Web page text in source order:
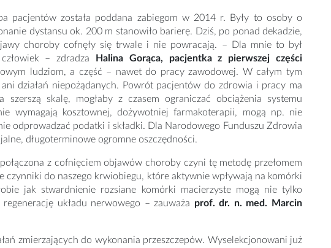
pacjentów została poddana zabiegom w 2014 r. Były to osoby o
dystansu ok. 200 m stanowiło barierę. Dziś, po ponad dekadzie,
choroby cofnęły się trwale i nie powracają. – Dla mnie to był
– zdradza Halina Gorąca, pacjentka z pierwszej części
ludziom, a część – nawet do pracy zawodowej. W całym tym
działań niepożądanych. Powrót pacjentów do zdrowia i pracy ma
skalę, mogłaby z czasem ograniczać obciążenia systemu
wymagają kosztownej, dożywotniej farmakoterapii, mogą np. nie
odprowadzać podatki i składki. Dla Narodowego Funduszu Zdrowia
długoterminowe ogromne oszczędności.
z cofnięciem objawów choroby czyni tę metodę przełomem
do naszego krwiobiegu, które aktywnie wpływają na komórki
jak stwardnienie rozsiane komórki macierzyste mogą nie tylko
układu nerwowego – zauważa prof. dr. n. med. Marcin
zmierzających do wykonania przeszczepów. Wyselekcjonowani już